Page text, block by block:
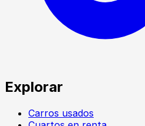
Explorar
Carros usados